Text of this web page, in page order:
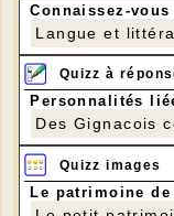
2.1-
2.2- Logements
2.3- Commune ;
3-Présentation
3.1-
3.2- Logements
3.3- Commune ;
(Notre nouvelle
présentera
budgets) ;
Connaissez-
Langue et
Quizz à
Personnalités
Des Gignacois
Quizz images
Le patrimoine de